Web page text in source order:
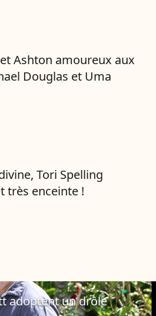
Ashton amoureux aux
Douglas et Uma
Tori Spelling
très enceinte !
adoptent un drôle